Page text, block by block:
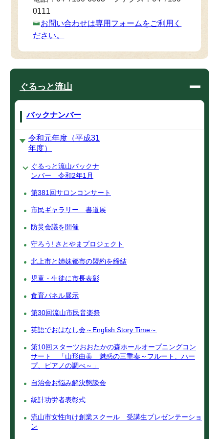
0111
お問い合わせは専用フォームをご利用く
ださい。
ぐるっと流山
バックナンバー
令和元年度（平成31
年度）
ぐるっと流山バックナ
ンバー 令和2年1月
第381回サロンコンサート
市民ギャラリー 書道展
防災会議を開催
守ろう! さとやまプロジェクト
北上市と姉妹都市の盟約を締結
児童・生徒に市長表彰
食育パネル展示
第30回流山市民音楽祭
英語でおはなし会～English Story Time～
第10回スターツおおたかの森ホールオープニングコン
サート 「山形由美 魅惑の三重奏～フルート、ハー
プ、ピアノの調べ～」
自治会お悩み解決懇談会
統計功労者表彰式
流山市女性向け創業スクール 受講生プレゼンテーショ
ン